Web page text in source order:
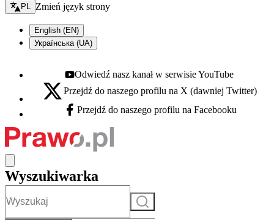
Zmień język - bieżący:
PL Zmień język strony
English (EN)
Українська (UA)
Youtube - otwiera się w nowej karcie
Odwiedź nasz kanał w serwisie YouTube
X - otwiera się w nowej karcie
Przejdź do naszego profilu na X (dawniej Twitter)
Facebook - otwiera się w nowej karcie
Przejdź do naszego profilu na Facebooku
Wyszukiwarka
Szukaj